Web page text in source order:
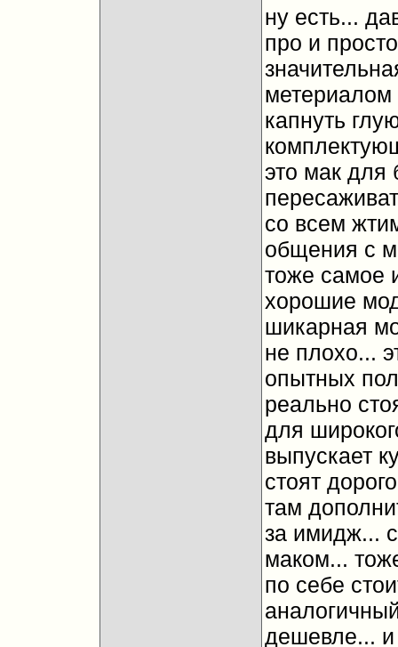
ну есть...
про и
метериалом
капнуть
это мак для
со всем
общения с
тоже самое
хорошие
шикарная
не плохо...
опытных
реально
для
выпускает
стоят
там
за имидж...
маком...
по себе
дешевле... и